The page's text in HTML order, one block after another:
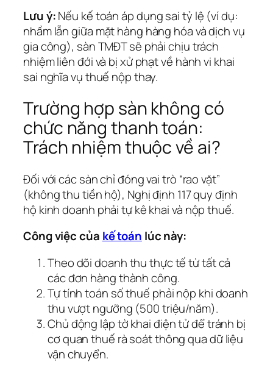
Lưu ý:Nếu kế toán áp dụng sai tỷ lệ (ví dụ:
nhầm lẫn giữa mặt hàng hàng hóa và dịch vụ
gia công), sàn TMĐT sẽ phải chịu trách
nhiệm liên đới và bị xử phạt về hành vi khai
sai nghĩa vụ thuế nộp thay.
Trường hợp sàn không có
chức năng thanh toán:
Trách nhiệm thuộc về ai?
Đối với các sàn chỉ đóng vai trò “rao vặt”
(không thu tiền hộ), Nghị định 117 quy định
hộ kinh doanh phải tự kê khai và nộp thuế.
Công việc của kế toán lúc này:
Theo dõi doanh thu thực tế từ tất cả
các đơn hàng thành công.
Tự tính toán số thuế phải nộp khi doanh
thu vượt ngưỡng (500 triệu/năm).
Chủ động lập tờ khai điện tử để tránh bị
cơ quan thuế rà soát thông qua dữ liệu
vận chuyển.